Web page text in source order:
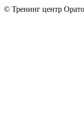
© Тренинг центр